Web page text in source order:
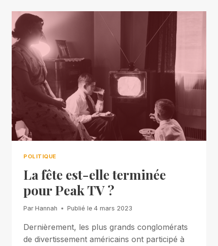
POLITIQUE
La fête est-elle terminée
pour Peak TV ?
Par Hannah Publié le 4 mars 2023
Dernièrement, les plus grands conglomérats
de divertissement américains ont participé à